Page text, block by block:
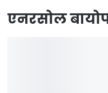
एनरसोल